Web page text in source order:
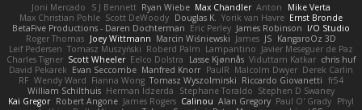
Joni Mercado S J Bennett Ryan Wiebe Max Chandler Anton
Mike Verta
Max Christian Pohle Scott DeWoody Douglas K. Yorik van Havre Ernst Bronde
BetaFive Productions - Daren Dochterman Eric Perley James Robinson I/O Studio
Roger Thomas Joey Wittmann Marcin Wiśniewski James JS KangaroOz 3D
Leif Pedersen Tomasz Muszyński Roberd Palm Lampantino Javier Meseguer de Paz
Charles Tigner Scott Wheeler Eelco Dolstra Lasse Kjønnås Viduttam Katkar chris huf
David Pekarek Evan Seccombe Manfred Knorr PaulR Malcolm Dwyer Derek Carlin
RF Wendy Ward Fianna Wong Tomasz Wyszolmirski Riccardo Giovanetti fr54
William Schilthuis Herman Idzerda Stephane Toraldo Stephen D Swaney
Kai Gregor Robert Angone James Rogers Calinou Alan Gregory Paul O' Grady Phyl